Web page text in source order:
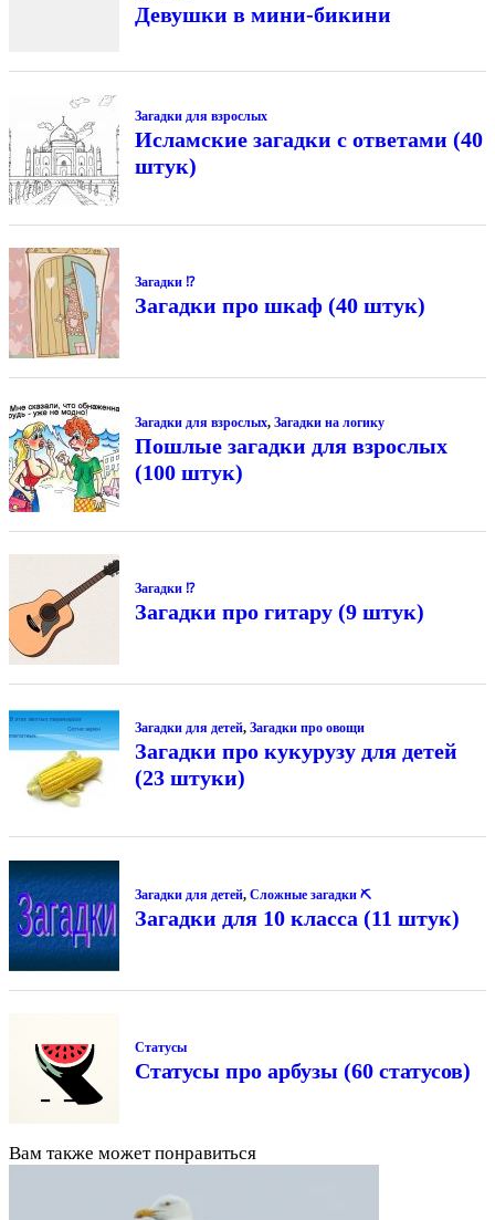
Девушки в мини-бикини
Загадки для взрослых
Исламские загадки с ответами (40
штук)
Загадки ⁉
Загадки про шкаф (40 штук)
Загадки для взрослых, Загадки на логику
Пошлые загадки для взрослых
(100 штук)
Загадки ⁉
Загадки про гитару (9 штук)
Загадки для детей, Загадки про овощи
Загадки про кукурузу для детей
(23 штуки)
Загадки для детей, Сложные загадки ⛏
Загадки для 10 класса (11 штук)
Статусы
Статусы про арбузы (60 статусов)
Вам также может понравиться